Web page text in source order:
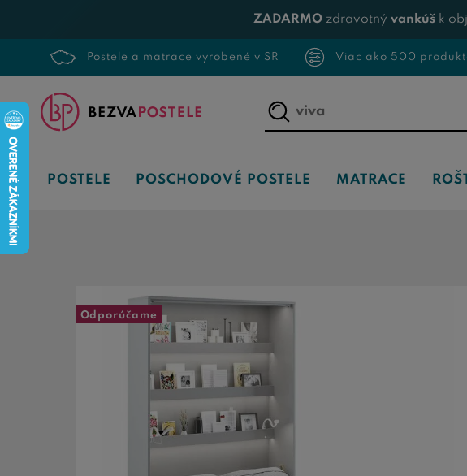
ZADARMO zdravotný vankúš k
Postele a matrace vyrobené v SR Viac ako 500
Napíšte,
čo
hľadáte...
POSTELE POSCHODOVÉ POSTELE MATRACE
Odporúčame